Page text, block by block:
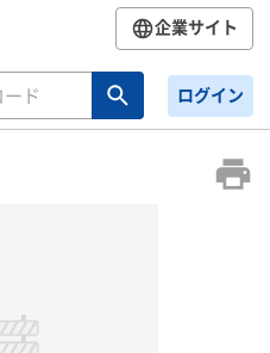
企業サイト
ログイン